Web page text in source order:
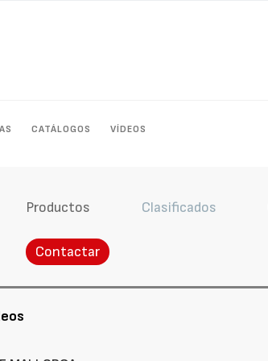
CATÁLOGOS VÍDEOS
Productos Clasificados
Contactar